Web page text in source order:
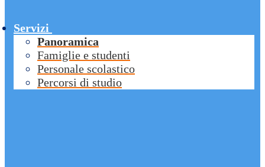
Servizi
Panoramica
Famiglie e studenti
Personale scolastico
Percorsi di studio